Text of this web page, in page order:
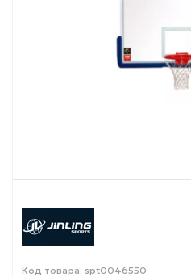
Код товара: spt0046550